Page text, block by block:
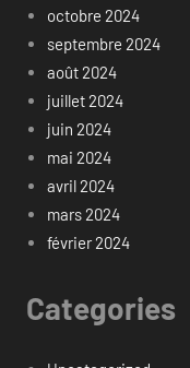
octobre 2024
septembre 2024
août 2024
juillet 2024
juin 2024
mai 2024
avril 2024
mars 2024
février 2024
Categories